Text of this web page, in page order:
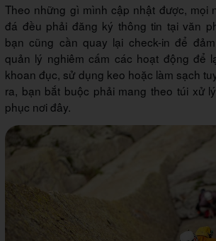
Theo những gì mình cập nhật được, mọi
đá đều phải đăng ký thông tin tại văn
bạn cũng cần quay lại check-in để
quản lý nghiêm cấm các hoạt động để
khoan đục, sử dụng keo hoặc làm sạch
ra, bạn bắt buộc phải mang theo túi xử
phục nơi đây.